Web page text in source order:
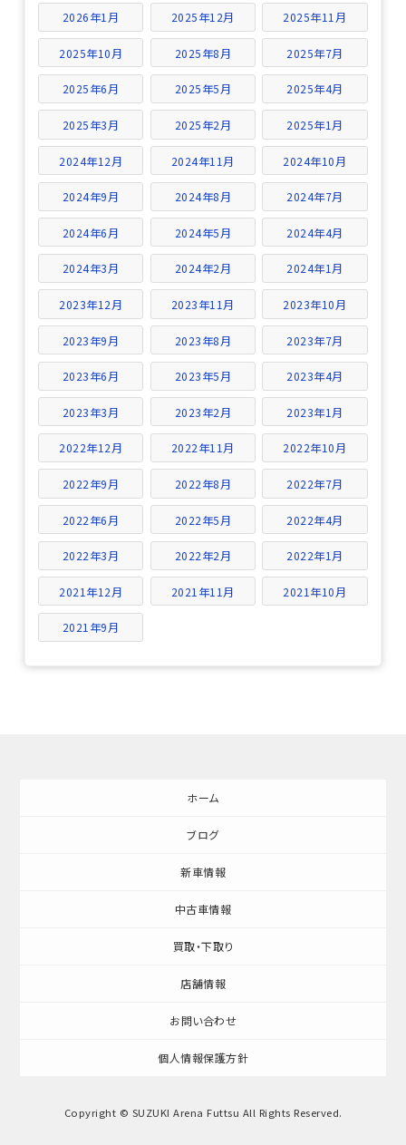
2026年1月 2025年12月 2025年11月
2025年10月 2025年8月 2025年7月
2025年6月 2025年5月 2025年4月
2025年3月 2025年2月 2025年1月
2024年12月 2024年11月 2024年10月
2024年9月 2024年8月 2024年7月
2024年6月 2024年5月 2024年4月
2024年3月 2024年2月 2024年1月
2023年12月 2023年11月 2023年10月
2023年9月 2023年8月 2023年7月
2023年6月 2023年5月 2023年4月
2023年3月 2023年2月 2023年1月
2022年12月 2022年11月 2022年10月
2022年9月 2022年8月 2022年7月
2022年6月 2022年5月 2022年4月
2022年3月 2022年2月 2022年1月
2021年12月 2021年11月 2021年10月
2021年9月
ホーム
ブログ
新車情報
中古車情報
買取・下取り
店舗情報
お問い合わせ
個人情報保護方針
Copyright © SUZUKI Arena Futtsu All Rights Reserved.